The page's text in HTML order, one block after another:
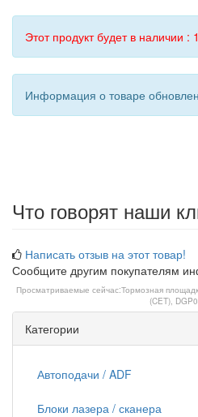
Этот продукт будет в наличии :
Информация о товаре
Что говорят наши
Написать отзыв на этот товар!
Сообщите другим покупателям
Просматриваемые сейчас:Тормозная
(CET),
Категории
Автоподачи / ADF
Блоки лазера / сканера